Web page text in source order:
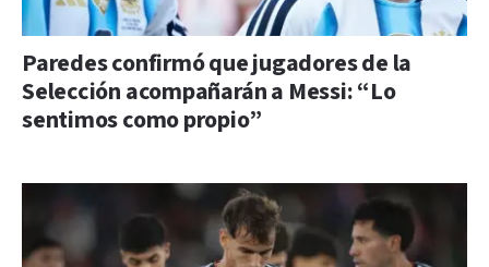
Paredes confirmó que jugadores de la
Selección acompañarán a Messi: “Lo
sentimos como propio”